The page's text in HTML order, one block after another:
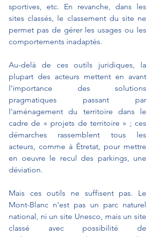
sportives, etc. En revanche, dans les
sites classés, le classement du site ne
permet pas de gérer les usages ou les
comportements inadaptés.
Au-delà de ces outils juridiques, la
plupart des acteurs mettent en avant
l'importance des solutions
pragmatiques passant par
l'aménagement du territoire dans le
cadre de « projets de territoire » ; ces
démarches rassemblent tous les
acteurs, comme à Étretat, pour mettre
en oeuvre le recul des parkings, une
déviation.
Mais ces outils ne suffisent pas. Le
Mont-Blanc n'est pas un parc naturel
national, ni un site Unesco, mais un site
classé avec possibilité de